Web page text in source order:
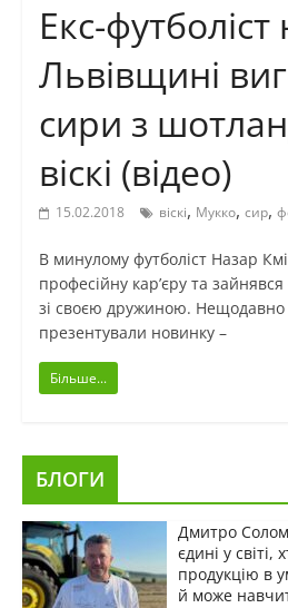
Екс-футболіст
Львівщині
сири з
віскі (відео)
15.02.2018 віскі, Мукко, сир,
В минулому футболіст Назар
професійну кар’єру та
зі своєю дружиною.
презентували новинку –
Більше...
БЛОГИ
Дмитро
єдині у
продукцію в
й може